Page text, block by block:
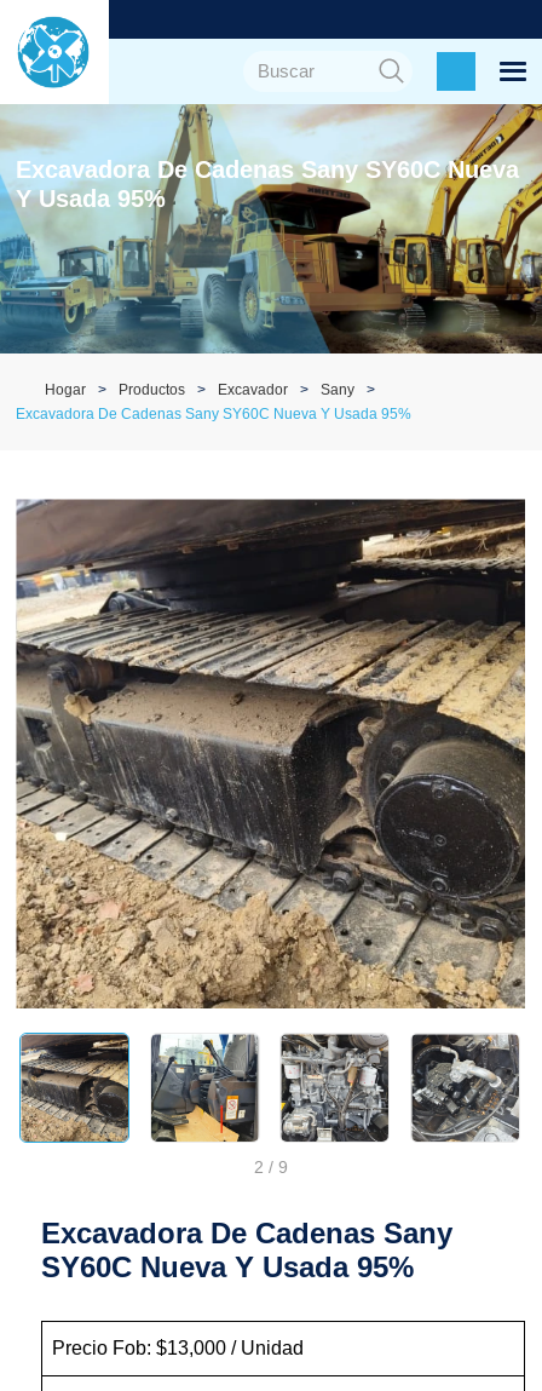
Excavadora De Cadenas Sany SY60C Nueva
Y Usada 95%
Hogar Productos Excavador
Sany
Excavadora De Cadenas Sany SY60C Nueva Y Usada 95%
2 / 9
Excavadora De Cadenas Sany
SY60C Nueva Y Usada 95%
Precio Fob: $13,000 / Unidad